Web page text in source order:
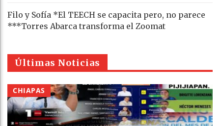
Filo y Sofía *El TEECH se capacita pero, no parece
***Torres Abarca transforma el Zoomat
Últimas Noticias
CHIAPAS